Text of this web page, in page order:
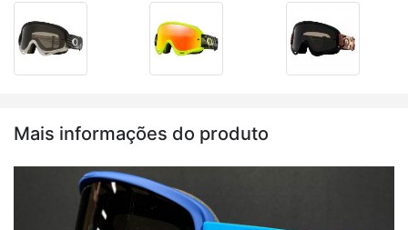
Mais informações do produto